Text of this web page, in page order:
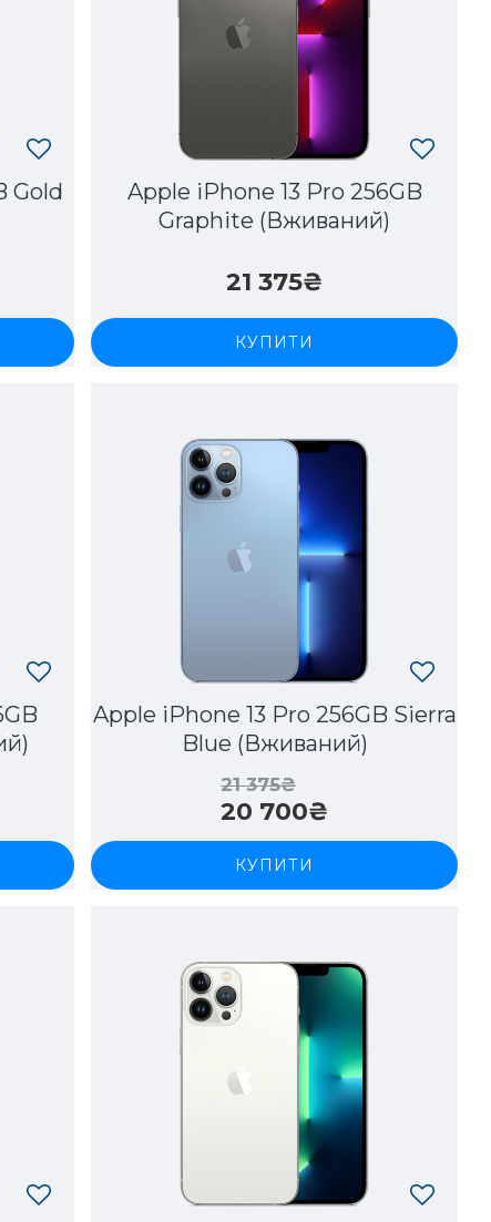
Gold
Apple iPhone 13 Pro 256GB
Graphite (Вживаний)
21 375₴
КУПИТИ
Apple iPhone 13 Pro 256GB Sierra
Blue (Вживаний)
20 700₴
21 375₴
КУПИТИ